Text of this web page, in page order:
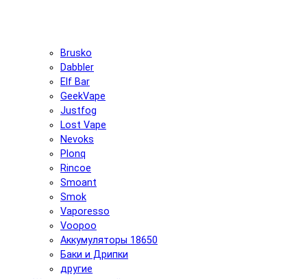
Brusko
Dabbler
Elf Bar
GeekVape
Justfog
Lost Vape
Nevoks
Plonq
Rincoe
Smoant
Smok
Vaporesso
Voopoo
Аккумуляторы 18650
Баки и Дрипки
другие